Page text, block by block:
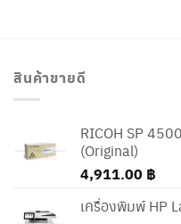
สินค้าขายดี
RICOH SP
(Original)
4,911.00 ฿
เครื่องพิมพ์ HP